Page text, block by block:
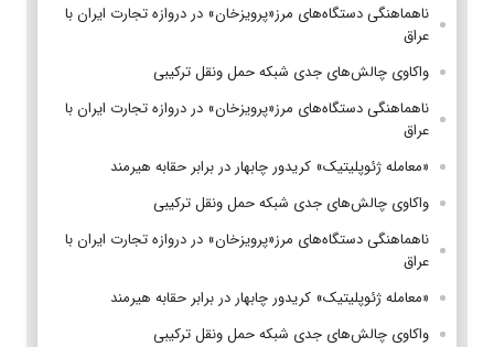
ناهماهنگی دستگاه‌های مرز«پرویزخان» در دروازه تجارت ایران با
عراق
واکاوی چالش‌های جدی شبکه حمل ونقل ترکیبی
ناهماهنگی دستگاه‌های مرز«پرویزخان» در دروازه تجارت ایران با
عراق
«معامله ژئوپلیتیک» کریدور چابهار در برابر حقابه هیرمند
واکاوی چالش‌های جدی شبکه حمل ونقل ترکیبی
ناهماهنگی دستگاه‌های مرز«پرویزخان» در دروازه تجارت ایران با
عراق
«معامله ژئوپلیتیک» کریدور چابهار در برابر حقابه هیرمند
واکاوی چالش‌های جدی شبکه حمل ونقل ترکیبی